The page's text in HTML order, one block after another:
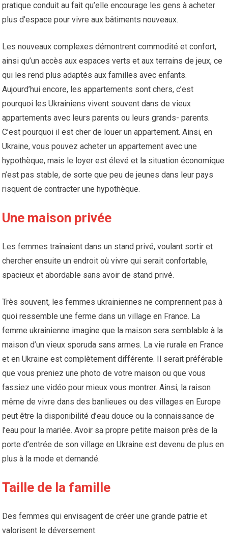
pratique conduit au fait qu’elle encourage les gens à acheter
plus d’espace pour vivre aux bâtiments nouveaux.
Les nouveaux complexes démontrent commodité et confort,
ainsi qu’un accès aux espaces verts et aux terrains de jeux, ce
qui les rend plus adaptés aux familles avec enfants.
Aujourd’hui encore, les appartements sont chers, c’est
pourquoi les Ukrainiens vivent souvent dans de vieux
appartements avec leurs parents ou leurs grands- parents.
C’est pourquoi il est cher de louer un appartement. Ainsi, en
Ukraine, vous pouvez acheter un appartement avec une
hypothèque, mais le loyer est élevé et la situation économique
n’est pas stable, de sorte que peu de jeunes dans leur pays
risquent de contracter une hypothèque.
Une maison privée
Les femmes traînaient dans un stand privé, voulant sortir et
chercher ensuite un endroit où vivre qui serait confortable,
spacieux et abordable sans avoir de stand privé.
Très souvent, les femmes ukrainiennes ne comprennent pas à
quoi ressemble une ferme dans un village en France. La
femme ukrainienne imagine que la maison sera semblable à la
maison d’un vieux sporuda sans armes. La vie rurale en France
et en Ukraine est complètement différente. Il serait préférable
que vous preniez une photo de votre maison ou que vous
fassiez une vidéo pour mieux vous montrer. Ainsi, la raison
même de vivre dans des banlieues ou des villages en Europe
peut être la disponibilité d’eau douce ou la connaissance de
l’eau pour la mariée. Avoir sa propre petite maison près de la
porte d’entrée de son village en Ukraine est devenu de plus en
plus à la mode et demandé.
Taille de la famille
Des femmes qui envisagent de créer une grande patrie et
valorisent le déversement.